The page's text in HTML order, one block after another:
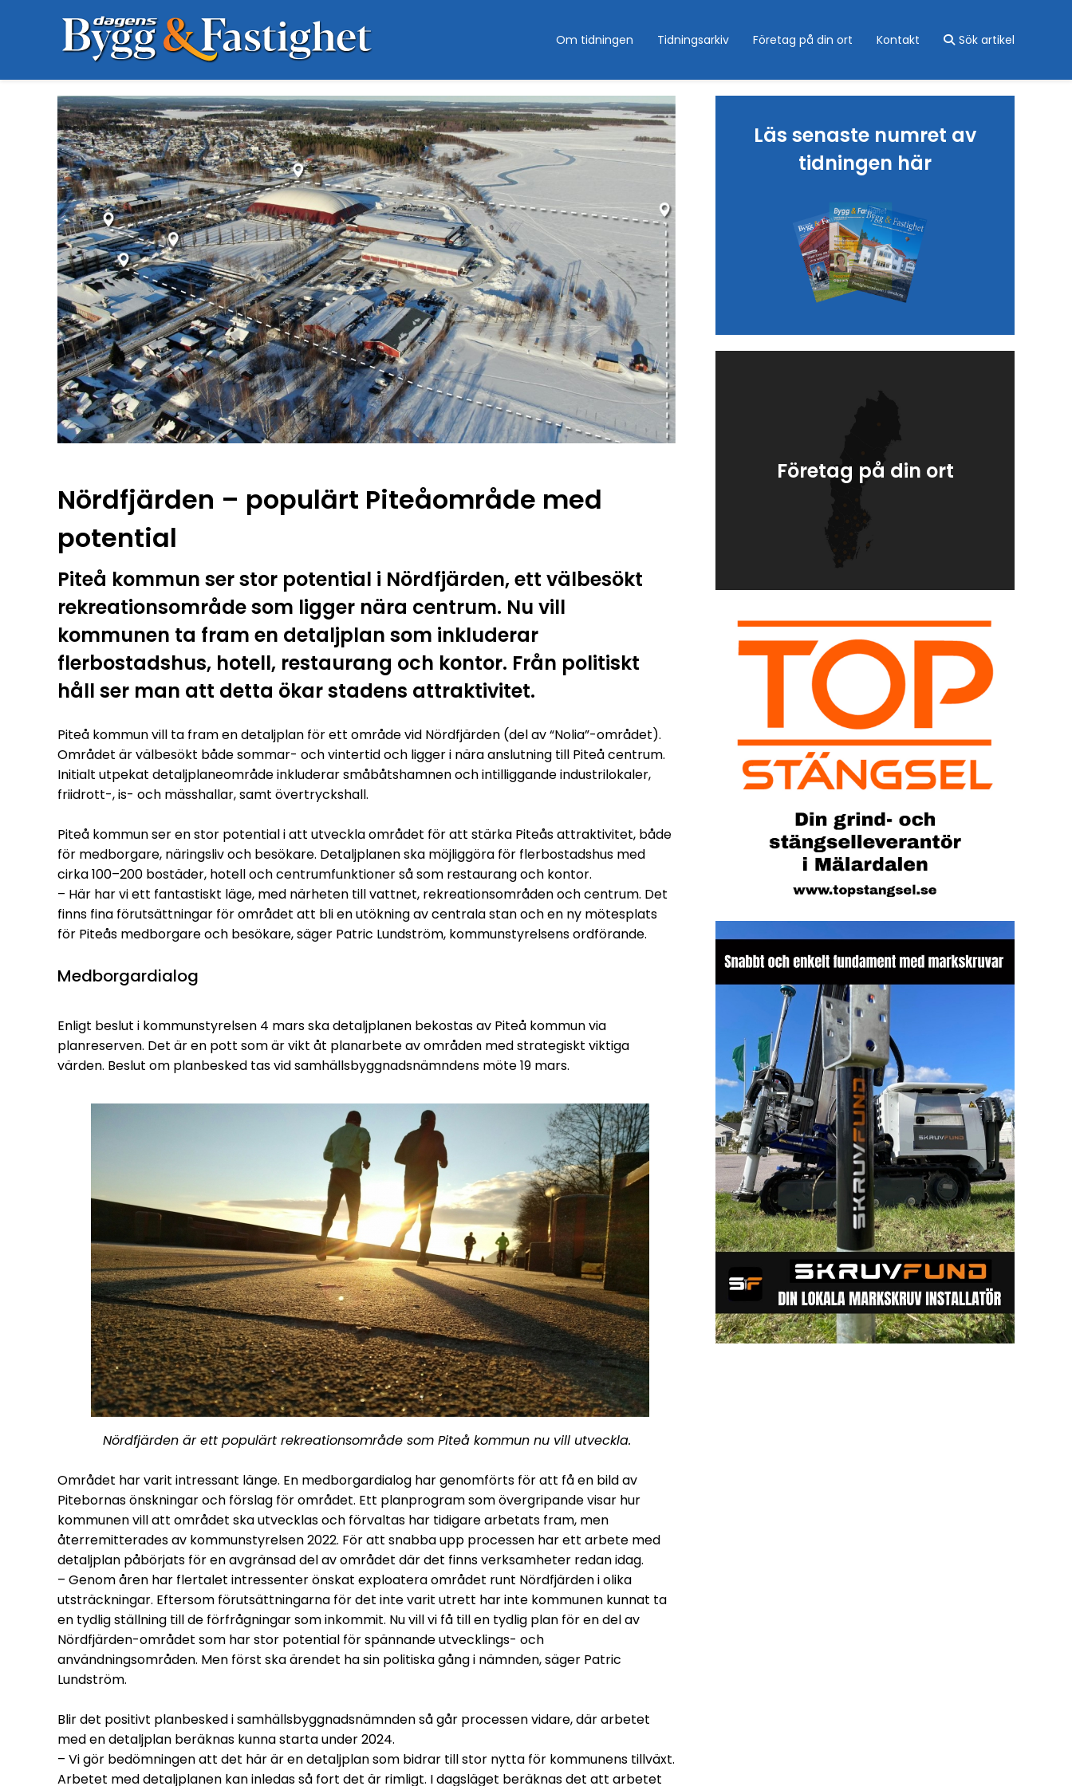
Sök
Om tidningen Tidningsarkiv Företag på din ort Kontakt Sök artikel
Nördfjärden – populärt Piteåområde med
potential
Piteå kommun ser stor potential i Nördfjärden, ett välbesökt
rekreationsområde som ligger nära centrum. Nu vill
kommunen ta fram en detaljplan som inkluderar
flerbostadshus, hotell, restaurang och kontor. Från politiskt
håll ser man att detta ökar stadens attraktivitet.
Piteå kommun vill ta fram en detaljplan för ett område vid Nördfjärden (del av “Nolia”-området).
Området är välbesökt både sommar- och vintertid och ligger i nära anslutning till Piteå centrum.
Initialt utpekat detaljplaneområde inkluderar småbåtshamnen och intilliggande industrilokaler,
friidrott-, is- och mässhallar, samt övertryckshall.
Piteå kommun ser en stor potential i att utveckla området för att stärka Piteås attraktivitet, både
för medborgare, näringsliv och besökare. Detaljplanen ska möjliggöra för flerbostadshus med
cirka 100–200 bostäder, hotell och centrumfunktioner så som restaurang och kontor.
– Här har vi ett fantastiskt läge, med närheten till vattnet, rekreationsområden och centrum. Det
finns fina förutsättningar för området att bli en utökning av centrala stan och en ny mötesplats
för Piteås medborgare och besökare, säger Patric Lundström, kommunstyrelsens ordförande.
Medborgardialog
Enligt beslut i kommunstyrelsen 4 mars ska detaljplanen bekostas av Piteå kommun via
planreserven. Det är en pott som är vikt åt planarbete av områden med strategiskt viktiga
värden. Beslut om planbesked tas vid samhällsbyggnadsnämndens möte 19 mars.
Nördfjärden är ett populärt rekreationsområde som Piteå kommun nu vill utveckla.
Området har varit intressant länge. En medborgardialog har genomförts för att få en bild av
Pitebornas önskningar och förslag för området. Ett planprogram som övergripande visar hur
kommunen vill att området ska utvecklas och förvaltas har tidigare arbetats fram, men
återremitterades av kommunstyrelsen 2022. För att snabba upp processen har ett arbete med
detaljplan påbörjats för en avgränsad del av området där det finns verksamheter redan idag.
– Genom åren har flertalet intressenter önskat exploatera området runt Nördfjärden i olika
utsträckningar. Eftersom förutsättningarna för det inte varit utrett har inte kommunen kunnat ta
en tydlig ställning till de förfrågningar som inkommit. Nu vill vi få till en tydlig plan för en del av
Nördfjärden-området som har stor potential för spännande utvecklings- och
användningsområden. Men först ska ärendet ha sin politiska gång i nämnden, säger Patric
Lundström.
Blir det positivt planbesked i samhällsbyggnadsnämnden så går processen vidare, där arbetet
med en detaljplan beräknas kunna starta under 2024.
– Vi gör bedömningen att det här är en detaljplan som bidrar till stor nytta för kommunens tillväxt.
Arbetet med detaljplanen kan inledas så fort det är rimligt. I dagsläget beräknas det att arbetet
Läs senaste numret av
tidningen här
Företag på din ort